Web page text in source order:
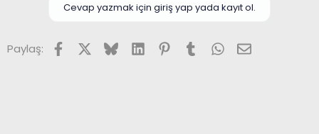
Cevap yazmak için giriş yap yada kayıt ol.
Paylaş: FacebookX (Twitter)
BlueskyLinkedInPinterest
TumblrWhatsApp
E-posta